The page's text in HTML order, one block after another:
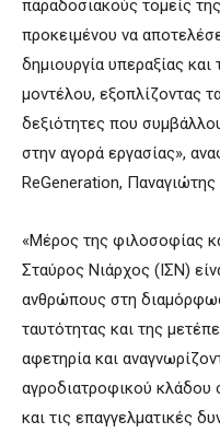
παραδοσιακούς τομείς
προκειμένου να
δημιουργία υπεραξίας
μοντέλου, εξοπλίζοντας
δεξιότητες που
στην αγορά εργασίας»,
ReGeneration,
«Μέρος της φιλοσοφίας
Σταύρος Νιάρχος (ΙΣΝ)
ανθρώπους στη
ταυτότητας και της
αφετηρία και
αγροδιατροφικού κλάδου
και τις επαγγελματικές